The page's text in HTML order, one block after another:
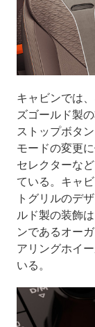
キャビンでは
ズゴールド製
ストップボタ
モードの変更
セレクターな
ている。キャ
トグリルのデ
ルド製の装飾
ンであるオー
アリングホイ
いる。